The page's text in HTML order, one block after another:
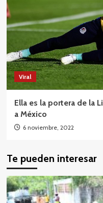
Viral
Ella es la portera de la
a México
6 noviembre, 2022
Te pueden interesar